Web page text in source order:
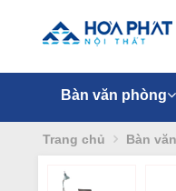
Bàn văn phòng
Trang chủ Bàn